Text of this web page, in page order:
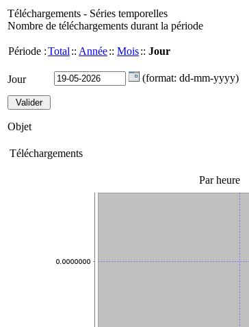
Téléchargements - Séries temporelles
Nombre de téléchargements durant la période
Période :Total :: Année:: Mois:: Jour
Jour (format: dd-mm-yyyy)
Objet
Téléchargements
Par heure